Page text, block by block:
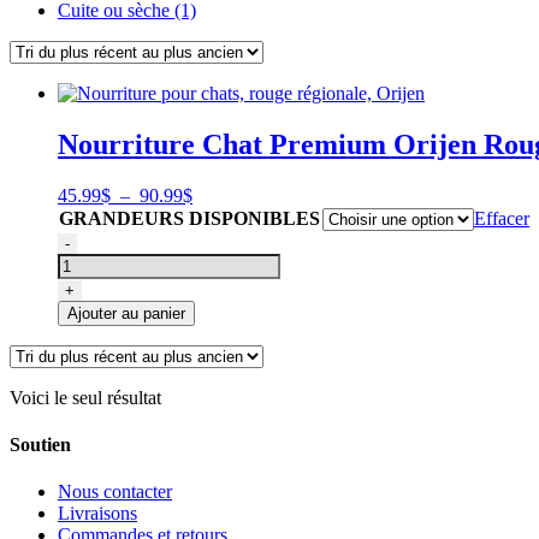
Cuite ou sèche (1)
Nourriture Chat Premium Orijen
45.99$ – 90.99$Plage
de
45.99$
à
90.99$
GRANDEURS DISPONIBLES
Effacer
quantité
de
Nourriture
pour
chats,
rouge
régionale,
Orijen
-
+
Ajouter au panier
Voici le seul résultat
Soutien
Nous contacter
Livraisons